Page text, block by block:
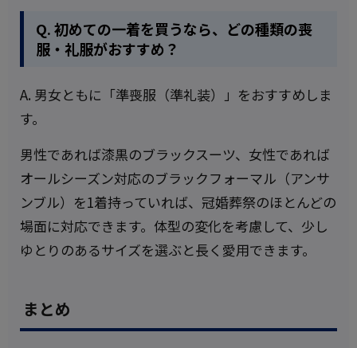
Q. 初めての一着を買うなら、どの種類の喪
服・礼服がおすすめ？
A. 男女ともに「準喪服（準礼装）」をおすすめしま
す。
男性であれば漆黒のブラックスーツ、女性であれば
オールシーズン対応のブラックフォーマル（アンサ
ンブル）を1着持っていれば、冠婚葬祭のほとんどの
場面に対応できます。体型の変化を考慮して、少し
ゆとりのあるサイズを選ぶと長く愛用できます。
まとめ